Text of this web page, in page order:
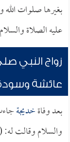
بغيرها صلوات الله
عليه الصلاة
زواج النبي
عائشة
بعد وفاةخديجة
والسلام وقالت